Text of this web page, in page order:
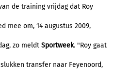
de training vrijdag dat Roy
mee om, 14 augustus 2009,
zo meldt Sportweek. "Roy gaat
transfer naar Feyenoord,